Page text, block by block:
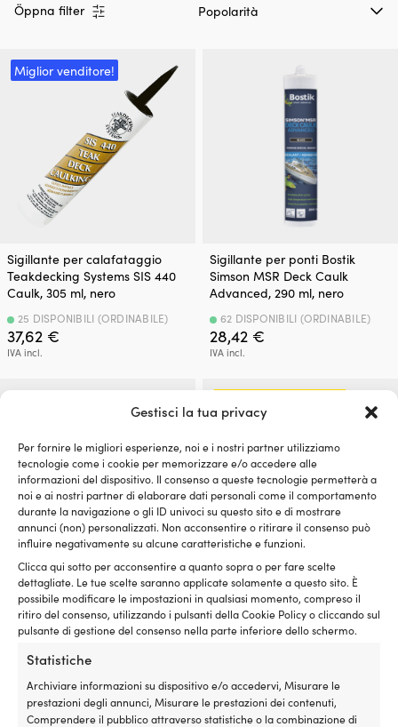
Gestisci la tua privacy
Per fornire le migliori esperienze, noi e i nostri partner utilizziamo
tecnologie come i cookie per memorizzare e/o accedere alle
informazioni del dispositivo. Il consenso a queste tecnologie permetterà a
noi e ai nostri partner di elaborare dati personali come il comportamento
durante la navigazione o gli ID univoci su questo sito e di mostrare
annunci (non) personalizzati. Non acconsentire o ritirare il consenso può
influire negativamente su alcune caratteristiche e funzioni.
Clicca qui sotto per acconsentire a quanto sopra o per fare scelte
dettagliate. Le tue scelte saranno applicate solamente a questo sito. È
possibile modificare le impostazioni in qualsiasi momento, compreso il
ritiro del consenso, utilizzando i pulsanti della Cookie Policy o cliccando sul
pulsante di gestione del consenso nella parte inferiore dello schermo.
Statistiche
Archiviare informazioni su dispositivo e/o accedervi, Misurare le
prestazioni degli annunci, Misurare le prestazioni dei contenuti,
Comprendere il pubblico attraverso statistiche o la combinazione di
Öppna filter
Miglior venditore!
Sigillante per calafataggio
Teakdecking Systems SIS 440
Caulk, 305 ml, nero
37,62 €
IVA incl.
25 DISPONIBILI (ORDINABILE)
Sigillante per ponti Bostik
Simson MSR Deck Caulk
Advanced, 290 ml, nero
28,42 €
IVA incl.
62 DISPONIBILI (ORDINABILE)
Sigillante Sika Sikaflex 298 FC,
tubo, 600 ml, nero
P. cons. 41,30
originale
era:
41,30 €.
attuale
è:
40,85 €.
IVA incl.
11 DISPONIBILI (ORDINABILE)
Mastice per calafataggio Sika
Sikaflex 298 FC, tubetto, 600
ml, nero, 2-pack
IVA incl.